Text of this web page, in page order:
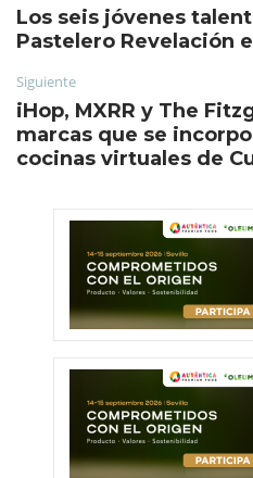
Los seis jóvenes
Pastelero Revelación
Siguiente
iHop, MXRR y The
marcas que se
cocinas virtuales de